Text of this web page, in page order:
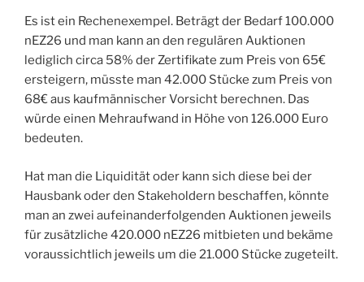
Es ist ein Rechenexempel. Beträgt der Bedarf 100.000
nEZ26 und man kann an den regulären Auktionen
lediglich circa 58% der Zertifikate zum Preis von 65€
ersteigern, müsste man 42.000 Stücke zum Preis von
68€ aus kaufmännischer Vorsicht berechnen. Das
würde einen Mehraufwand in Höhe von 126.000 Euro
bedeuten.
Hat man die Liquidität oder kann sich diese bei der
Hausbank oder den Stakeholdern beschaffen, könnte
man an zwei aufeinanderfolgenden Auktionen jeweils
für zusätzliche 420.000 nEZ26 mitbieten und bekäme
voraussichtlich jeweils um die 21.000 Stücke zugeteilt.